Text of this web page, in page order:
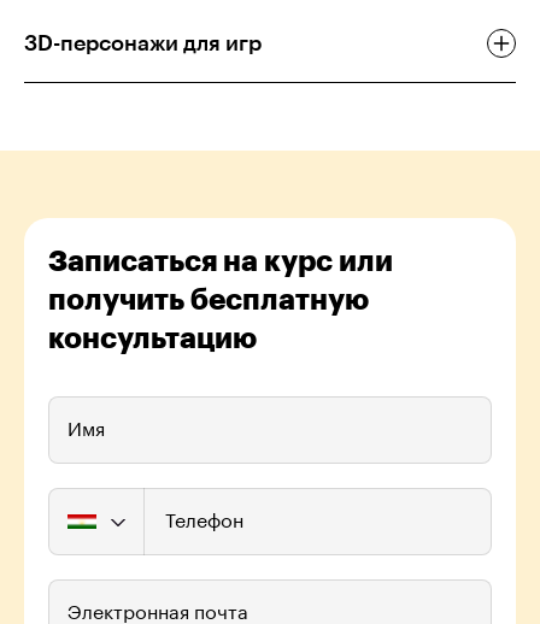
3D-персонажи для игр
Записаться на курс или
получить бесплатную
консультацию
Имя
Телефон
Электронная почта